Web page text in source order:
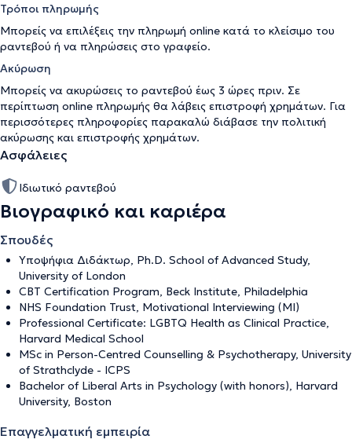
Τρόποι πληρωμής
Μπορείς να επιλέξεις την πληρωμή online κατά το κλείσιμο του
ραντεβού ή να πληρώσεις στο γραφείο.
Ακύρωση
Μπορείς να ακυρώσεις το ραντεβού έως 3 ώρες πριν. Σε
περίπτωση online πληρωμής θα λάβεις επιστροφή χρημάτων. Για
περισσότερες πληροφορίες παρακαλώ διάβασε την πολιτική
ακύρωσης και επιστροφής χρημάτων.
Ασφάλειες
Ιδιωτικό ραντεβού
Βιογραφικό και καριέρα
Σπουδές
Υποψήφια Διδάκτωρ, Ph.D. School of Advanced Study,
University of London
CBT Certification Program, Beck Institute, Philadelphia
NHS Foundation Trust, Motivational Interviewing (MI)
Professional Certificate: LGBTQ Health as Clinical Practice,
Harvard Medical School
MSc in Person-Centred Counselling & Psychotherapy, University
of Strathclyde - ICPS
Bachelor of Liberal Arts in Psychology (with honors), Harvard
University, Boston
Επαγγελματική εμπειρία